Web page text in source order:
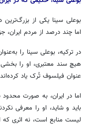
بوعلی سینا یکی از
اما چند درصد از مردم ایران،
در ترکیه، بوعلی سینا را
هیچ سند معتبری، او را بخشی
عنوان فیلسوف تُرک یاد
اما در ایران، به صورت
باید و شاید، او را معرفی
لیست منابع است، نه اثری